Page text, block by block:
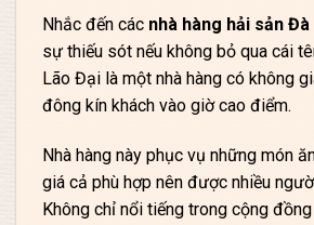
Nhắc đến các nhà hàng hải sản Đà
sự thiếu sót nếu không bỏ qua cái
Lão Đại là một nhà hàng có không
đông kín khách vào giờ cao điểm.
Nhà hàng này phục vụ những món
giá cả phù hợp nên được nhiều
Không chỉ nổi tiếng trong cộng